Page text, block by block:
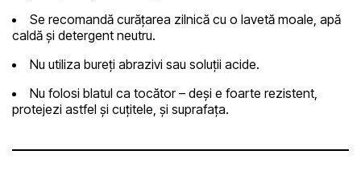
Se recomandă curățarea zilnică cu o lavetă moale, apă
caldă și detergent neutru.
Nu utiliza bureți abrazivi sau soluții acide.
Nu folosi blatul ca tocător – deși e foarte rezistent,
protejezi astfel și cuțitele, și suprafața.